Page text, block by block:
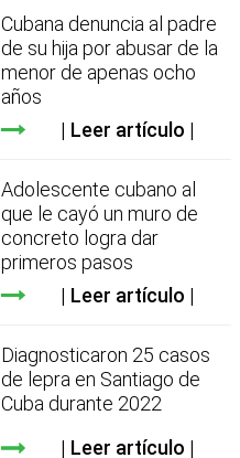
Cubana denuncia al padre
de su hija por abusar de la
menor de apenas ocho
años
Leer artículo
Adolescente cubano al
que le cayó un muro de
concreto logra dar
primeros pasos
Leer artículo
Diagnosticaron 25 casos
de lepra en Santiago de
Cuba durante 2022
Leer artículo